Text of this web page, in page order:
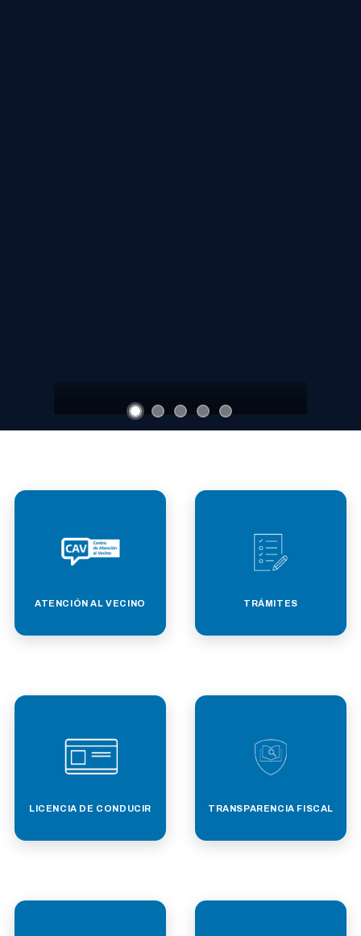
ATENCIÓN AL VECINO TRÁMITES
LICENCIA DE CONDUCIR TRANSPARENCIA FISCAL